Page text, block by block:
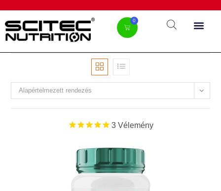
0
Alapértelmezett rendezés
3Vélemény